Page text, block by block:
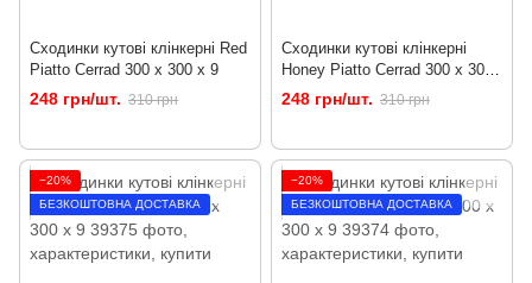
Сходинки кутові клінкерні Red
Piatto Cerrad 300 x 300 x 9
248 грн/шт. 310 грн
Сходинки кутові клінкерні
Honey Piatto Cerrad 300 x 300
x 9
248 грн/шт. 310 грн
−20%
БЕЗКОШТОВНА ДОСТАВКА
−20%
БЕЗКОШТОВНА ДОСТАВКА